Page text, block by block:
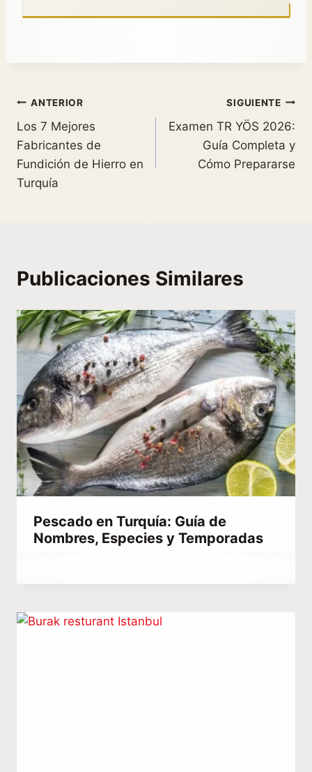
ANTERIOR
Los 7 Mejores
Fabricantes de
Fundición de Hierro en
Turquía
SIGUIENTE
Examen TR YÖS 2026:
Guía Completa y
Cómo Prepararse
Publicaciones Similares
Pescado en Turquía: Guía de
Nombres, Especies y Temporadas